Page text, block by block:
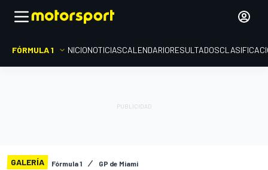
FÓRMULA 1 INICIONOTICIASCALENDARIORESULTADOS
GALERÍA Fórmula 1 GP de Miami